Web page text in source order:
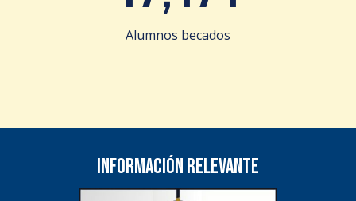
Alumnos becados
Información relevante